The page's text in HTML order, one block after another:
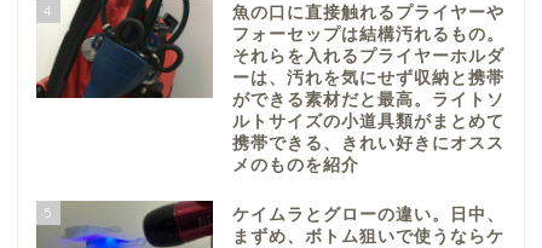
4
魚の口に直接触れるプライヤーや
フォーセップは結構汚れるもの。
それらを入れるプライヤーホルダ
ーは、汚れを気にせず収納と携帯
ができる素材だと最高。ライトソ
ルトサイズの小道具類がまとめて
携帯できる、きれい好きにオスス
メのものを紹介
5
ケイムラとグローの違い。日中、
まずめ、ボトム狙いで使うならケ